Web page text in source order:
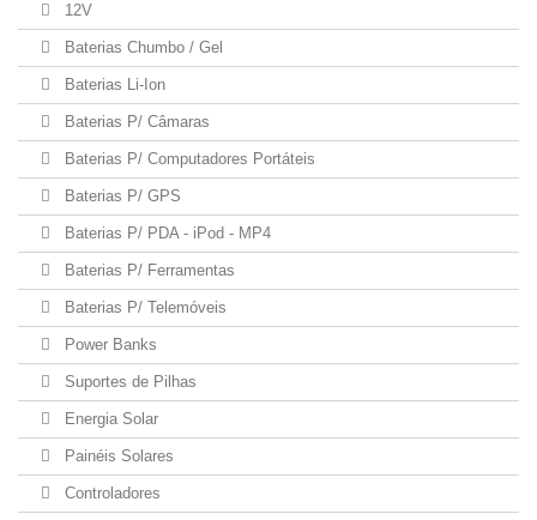
12V
Baterias Chumbo / Gel
Baterias Li-Ion
Baterias P/ Câmaras
Baterias P/ Computadores Portáteis
Baterias P/ GPS
Baterias P/ PDA - iPod - MP4
Baterias P/ Ferramentas
Baterias P/ Telemóveis
Power Banks
Suportes de Pilhas
Energia Solar
Painéis Solares
Controladores